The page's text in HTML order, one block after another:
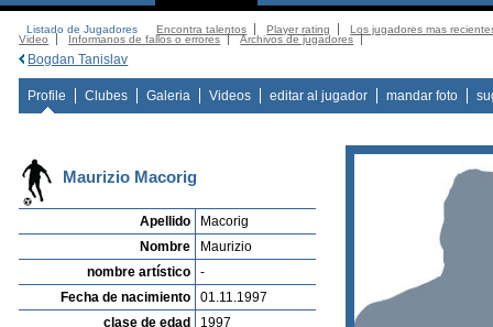
Listado de Jugadores Encontra talentos Player rating
Los jugadores mas
Video
Informanos de fallos o errores Archivos de jugadores
Bogdan Tanislav
Profile Clubes Galeria Videos editar al jugador mandar foto
Maurizio Macorig
Apellido
Macorig
Nombre
Maurizio
nombre artístico
-
Fecha de nacimiento
01.11.1997
clase de edad
1997